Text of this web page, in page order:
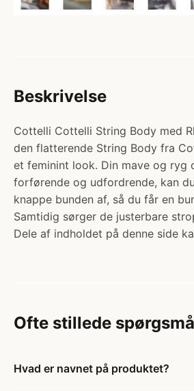
Beskrivelse
Cottelli Cottelli String Body med
den flatterende String Body fra
et feminint look. Din mave og ryg
forførende og udfordrende, kan
knappe bunden af, så du får en
Samtidig sørger de justerbare
Dele af indholdet på denne side
Ofte stillede
Hvad er navnet på produktet?